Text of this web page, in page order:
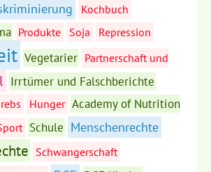
Kochbuch
Produkte Soja Repression
Vegetarier Partnerschaft und
Irrtümer und Falschberichte
Hunger Academy of Nutrition
Schule Menschenrechte
Schwangerschaft